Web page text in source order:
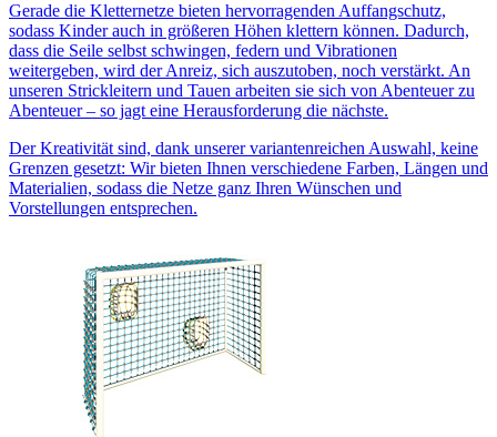
Gerade die Kletternetze bieten hervorragenden Auffangschutz,
sodass Kinder auch in größeren Höhen klettern können. Dadurch,
dass die Seile selbst schwingen, federn und Vibrationen
weitergeben, wird der Anreiz, sich auszutoben, noch verstärkt. An
unseren Strickleitern und Tauen arbeiten sie sich von Abenteuer zu
Abenteuer – so jagt eine Herausforderung die nächste.
Der Kreativität sind, dank unserer variantenreichen Auswahl, keine
Grenzen gesetzt: Wir bieten Ihnen verschiedene Farben, Längen und
Materialien, sodass die Netze ganz Ihren Wünschen und
Vorstellungen entsprechen.